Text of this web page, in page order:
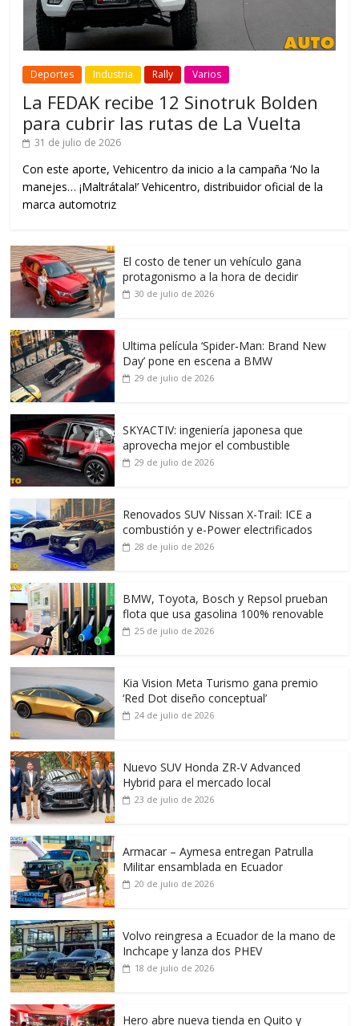
Deportes Industria Rally Varios
La FEDAK recibe 12 Sinotruk Bolden
para cubrir las rutas de La Vuelta
31 de julio de 2026
Con este aporte, Vehicentro da inicio a la campaña ‘No la
manejes… ¡Maltrátala!’ Vehicentro, distribuidor oficial de la
marca automotriz
El costo de tener un vehículo gana
protagonismo a la hora de decidir
30 de julio de 2026
Ultima película ‘Spider‑Man: Brand New
Day’ pone en escena a BMW
29 de julio de 2026
SKYACTIV: ingeniería japonesa que
aprovecha mejor el combustible
29 de julio de 2026
Renovados SUV Nissan X-Trail: ICE a
combustión y e-Power electrificados
28 de julio de 2026
BMW, Toyota, Bosch y Repsol prueban
flota que usa gasolina 100% renovable
25 de julio de 2026
Kia Vision Meta Turismo gana premio
‘Red Dot diseño conceptual’
24 de julio de 2026
Nuevo SUV Honda ZR-V Advanced
Hybrid para el mercado local
23 de julio de 2026
Armacar – Aymesa entregan Patrulla
Militar ensamblada en Ecuador
20 de julio de 2026
Volvo reingresa a Ecuador de la mano de
Inchcape y lanza dos PHEV
18 de julio de 2026
Hero abre nueva tienda en Quito y